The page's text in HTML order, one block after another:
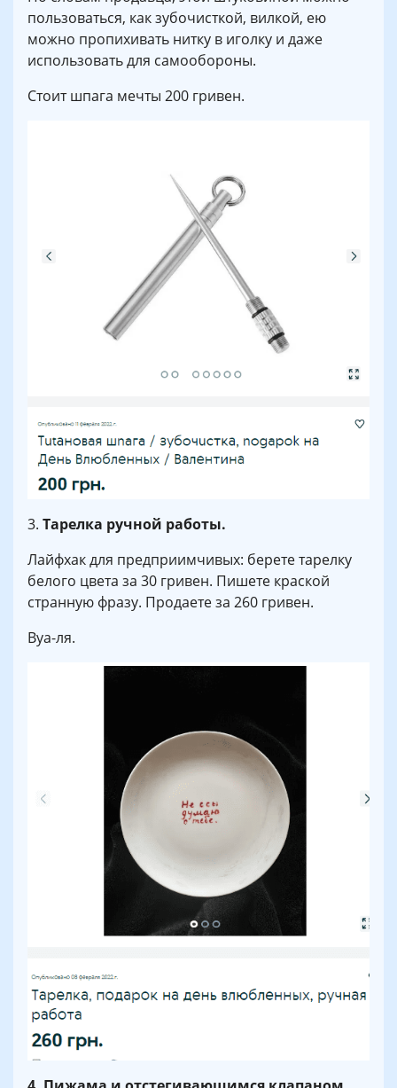
пользоваться, как зубочисткой, вилкой, ею
можно пропихивать нитку в иголку и даже
использовать для самообороны.
Стоит шпага мечты 200 гривен.
3. Тарелка ручной работы.
Лайфхак для предприимчивых: берете тарелку
белого цвета за 30 гривен. Пишете краской
странную фразу. Продаете за 260 гривен.
Вуа-ля.